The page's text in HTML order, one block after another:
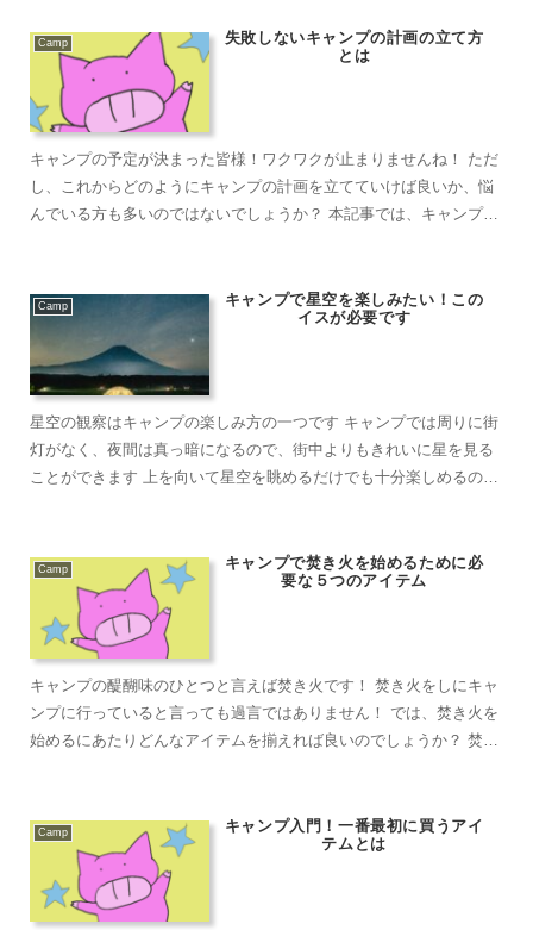
Camp
失敗しないキャンプの計画の立て方
とは
キャンプの予定が決まった皆様！ワクワクが止まりませんね！ ただ
し、これからどのようにキャンプの計画を立てていけば良いか、悩
んでいる方も多いのではないでしょうか？ 本記事では、キャンプの
Camp
キャンプで星空を楽しみたい！この
イスが必要です
星空の観察はキャンプの楽しみ方の一つです キャンプでは周りに街
灯がなく、夜間は真っ暗になるので、街中よりもきれいに星を見る
ことができます 上を向いて星空を眺めるだけでも十分楽しめるので
Camp
キャンプで焚き火を始めるために必
要な５つのアイテム
キャンプの醍醐味のひとつと言えば焚き火です！ 焚き火をしにキャ
ンプに行っていると言っても過言ではありません！ では、焚き火を
始めるにあたりどんなアイテムを揃えれば良いのでしょうか？ 焚き
Camp
キャンプ入門！一番最初に買うアイ
テムとは